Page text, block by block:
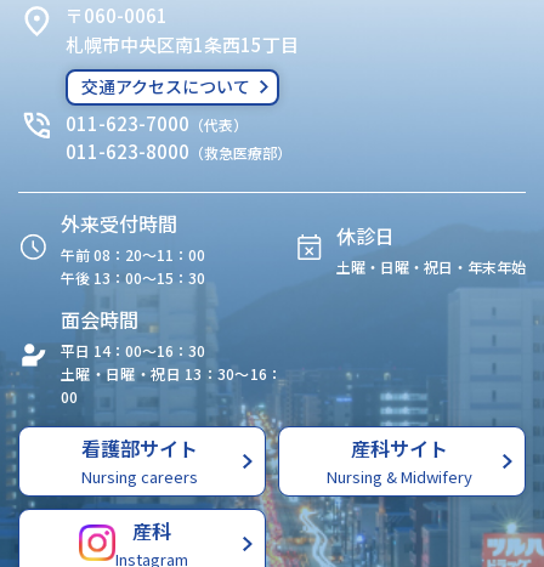
〒060-0061
札幌市中央区南1条西15丁目
交通アクセスについて
011-623-7000 （代表）
011-623-8000 （救急医療部）
外来受付時間
午前 08：20〜11：00
午後 13：00〜15：30
休診日
土曜・日曜・祝日・年末年始
面会時間
平日 14：00〜16：30
土曜・日曜・祝日 13：30〜16：
00
看護部サイト
Nursing careers
産科サイト
Nursing & Midwifery
産科
Instagram